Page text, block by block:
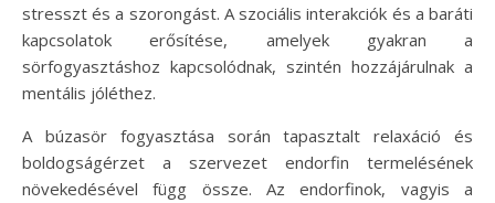
stresszt és a szorongást. A szociális interakciók és a baráti
kapcsolatok erősítése, amelyek gyakran a
sörfogyasztáshoz kapcsolódnak, szintén hozzájárulnak a
mentális jóléthez.
A búzasör fogyasztása során tapasztalt relaxáció és
boldogságérzet a szervezet endorfin termelésének
növekedésével függ össze. Az endorfinok, vagyis a